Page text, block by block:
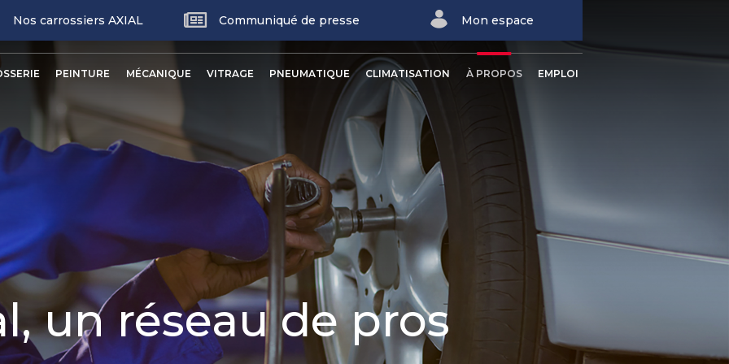
Nos carrossiers AXIAL Communiqué de presse Mon espace
PEINTURE MÉCANIQUE VITRAGE PNEUMATIQUE CLIMATISATION À PROPOS EMPLOI
un réseau de pros